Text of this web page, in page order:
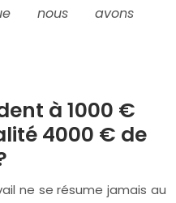
nous avons
à 1000 €
4000 € de
ne se résume jamais au